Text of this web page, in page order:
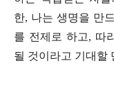
한, 나는 생명을 만
를 전제로 하고, 따
될 것이라고 기대할